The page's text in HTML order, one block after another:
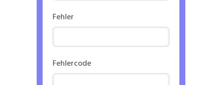
Fehler
Fehlercode